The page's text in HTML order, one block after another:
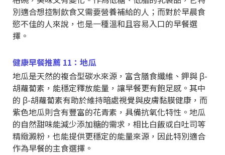
別適合想控制飲食又需要營養補給的人；而對於早晨食
慾不佳的人來說，也是一種溫和且容易入口的早餐選
擇。
健康早餐推薦 11：地瓜
地瓜是天然的複合型碳水來源，富含膳食纖維、鉀與 β-
胡蘿蔔素，能穩定釋放能量，讓早餐更有飽足感。其中
的 β-胡蘿蔔素有助於維持暗處視覺與皮膚黏膜健康，而
紫色地瓜則含有豐富的花青素，具備抗氧化特性。地瓜
的自然甜味能減少添加糖的需求，相比白飯或白吐司等
精緻澱粉，也能提供更穩定的能量來源，因此特別適合
作為早餐的主食選擇。